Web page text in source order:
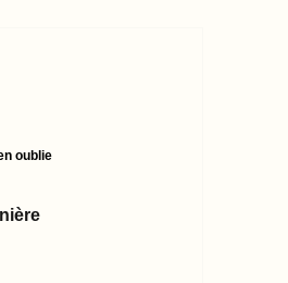
oublie